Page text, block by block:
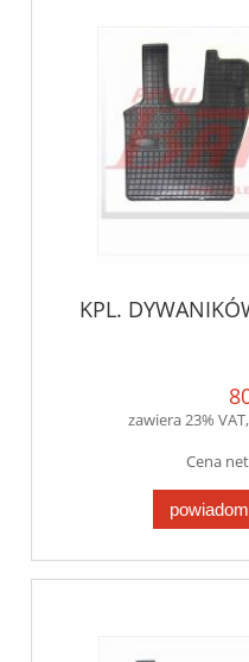
KPL.
zawiera 23%
Cena